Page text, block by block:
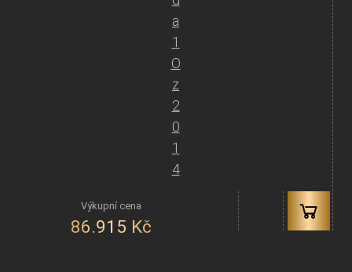
a
1
O
z
2
0
1
4
86.915 Kč